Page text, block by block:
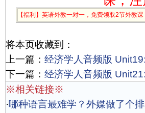
【福利】英语外教一对一，免费领取2节外教课
将本页收藏到：
上一篇： 经济学人音频版
下一篇： 经济学人音频版
※相关链接※
·哪种语言最难学？外媒做了个排